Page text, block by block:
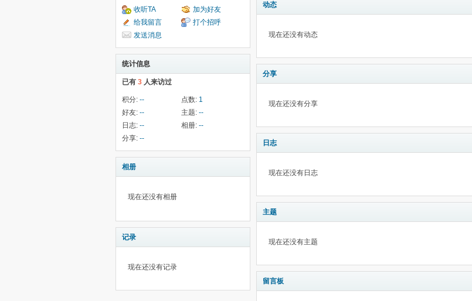
收听TA
加为好友
给我留言
打个招呼
发送消息
统计信息
已有 3 人来访过
积分: -- 点数: 1
好友: -- 主题:--
日志: -- 相册:--
分享: --
相册
现在还没有相册
记录
现在还没有记录
动态
现在还没有动态
分享
现在还没有分享
日志
现在还没有日志
主题
现在还没有主题
留言板